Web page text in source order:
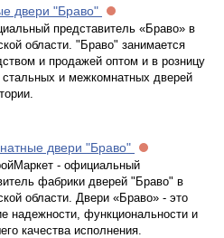
двери "Браво"
представитель «Браво» в
области. "Браво" занимается
и продажей оптом и в розницу
и межкомнатных дверей
двери "Браво"
- официальный
фабрики дверей "Браво" в
области. Двери «Браво» - это
надежности, функциональности и
качества исполнения.